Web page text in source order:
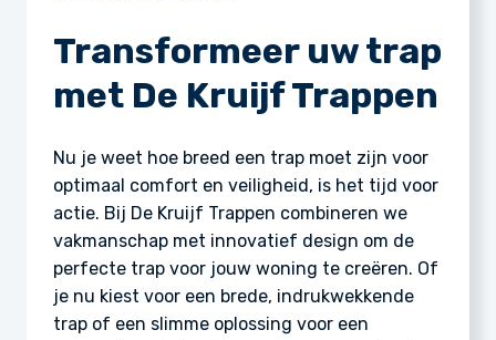
Transformeer uw trap
met De Kruijf Trappen
Nu je weet hoe breed een trap moet zijn voor
optimaal comfort en veiligheid, is het tijd voor
actie. Bij De Kruijf Trappen combineren we
vakmanschap met innovatief design om de
perfecte trap voor jouw woning te creëren. Of
je nu kiest voor een brede, indrukwekkende
trap of een slimme oplossing voor een